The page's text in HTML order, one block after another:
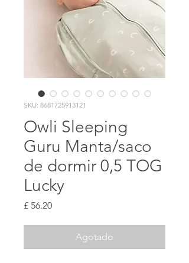
SKU: 8681725913121
Owli Sleeping
Guru Manta/saco
de dormir 0,5 TOG
Lucky
£ 56.20Precio
Agotado